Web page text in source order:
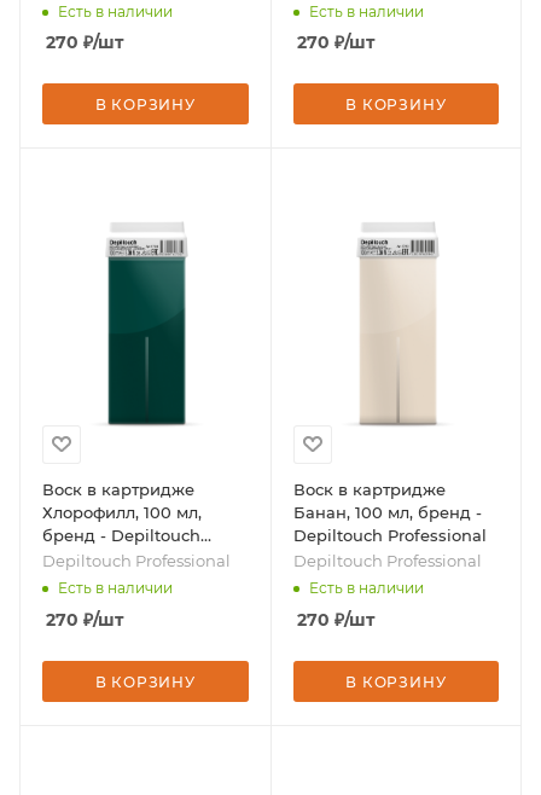
Есть в наличии
270 ₽/шт
В КОРЗИНУ
Есть в наличии
270 ₽/шт
В КОРЗИНУ
Воск в картридже
Хлорофилл, 100 мл,
бренд - Depiltouch
Professional
Depiltouch Professional
Есть в наличии
270 ₽/шт
В КОРЗИНУ
Воск в картридже
Банан, 100 мл, бренд -
Depiltouch Professional
Depiltouch Professional
Есть в наличии
270 ₽/шт
В КОРЗИНУ